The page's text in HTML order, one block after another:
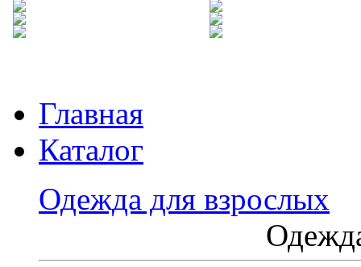
Главная
Каталог
Одежда для взрослых